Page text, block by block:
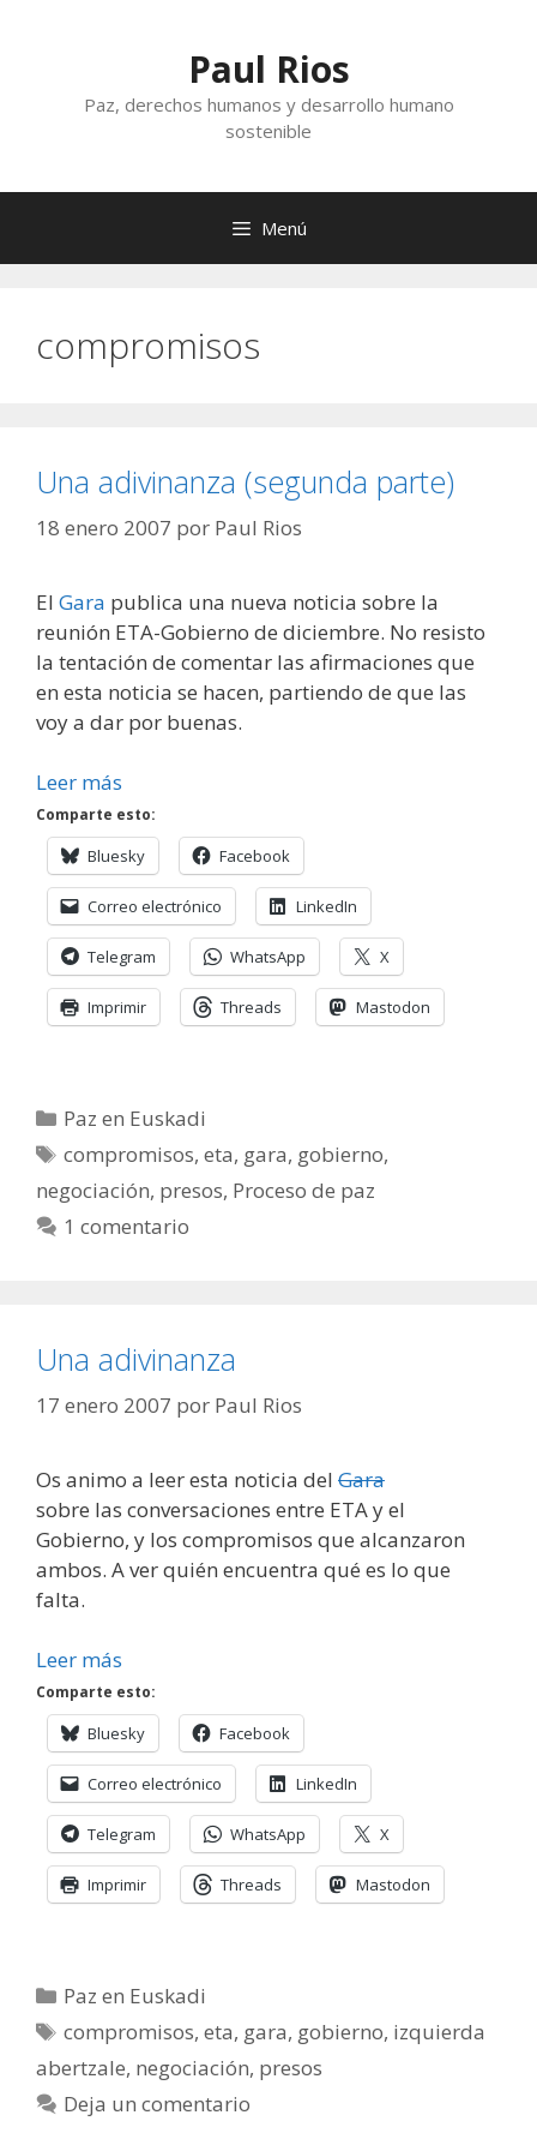
Paul Rios
Paz, derechos humanos y desarrollo humano
sostenible
Menú
compromisos
Una adivinanza (segunda parte)
18 enero 2007 por Paul Rios
El Gara publica una nueva noticia sobre la
reunión ETA-Gobierno de diciembre. No resisto
la tentación de comentar las afirmaciones que
en esta noticia se hacen, partiendo de que las
voy a dar por buenas.
Leer más
Comparte esto:
Bluesky Facebook
Correo electrónico LinkedIn
Telegram WhatsApp X
Imprimir Threads Mastodon
Categorías
Paz en Euskadi
Etiquetas
compromisos,eta, gara, gobierno,
negociación, presos, Proceso de paz
1 comentario
Una adivinanza
17 enero 2007 por Paul Rios
Os animo a leer esta noticia del Gara
sobre las conversaciones entre ETA y el
Gobierno, y los compromisos que alcanzaron
ambos. A ver quién encuentra qué es lo que
falta.
Leer más
Comparte esto:
Bluesky Facebook
Correo electrónico LinkedIn
Telegram WhatsApp X
Imprimir Threads Mastodon
Categorías
Paz en Euskadi
Etiquetas
compromisos,eta, gara, gobierno, izquierda
abertzale, negociación, presos
Deja un comentario